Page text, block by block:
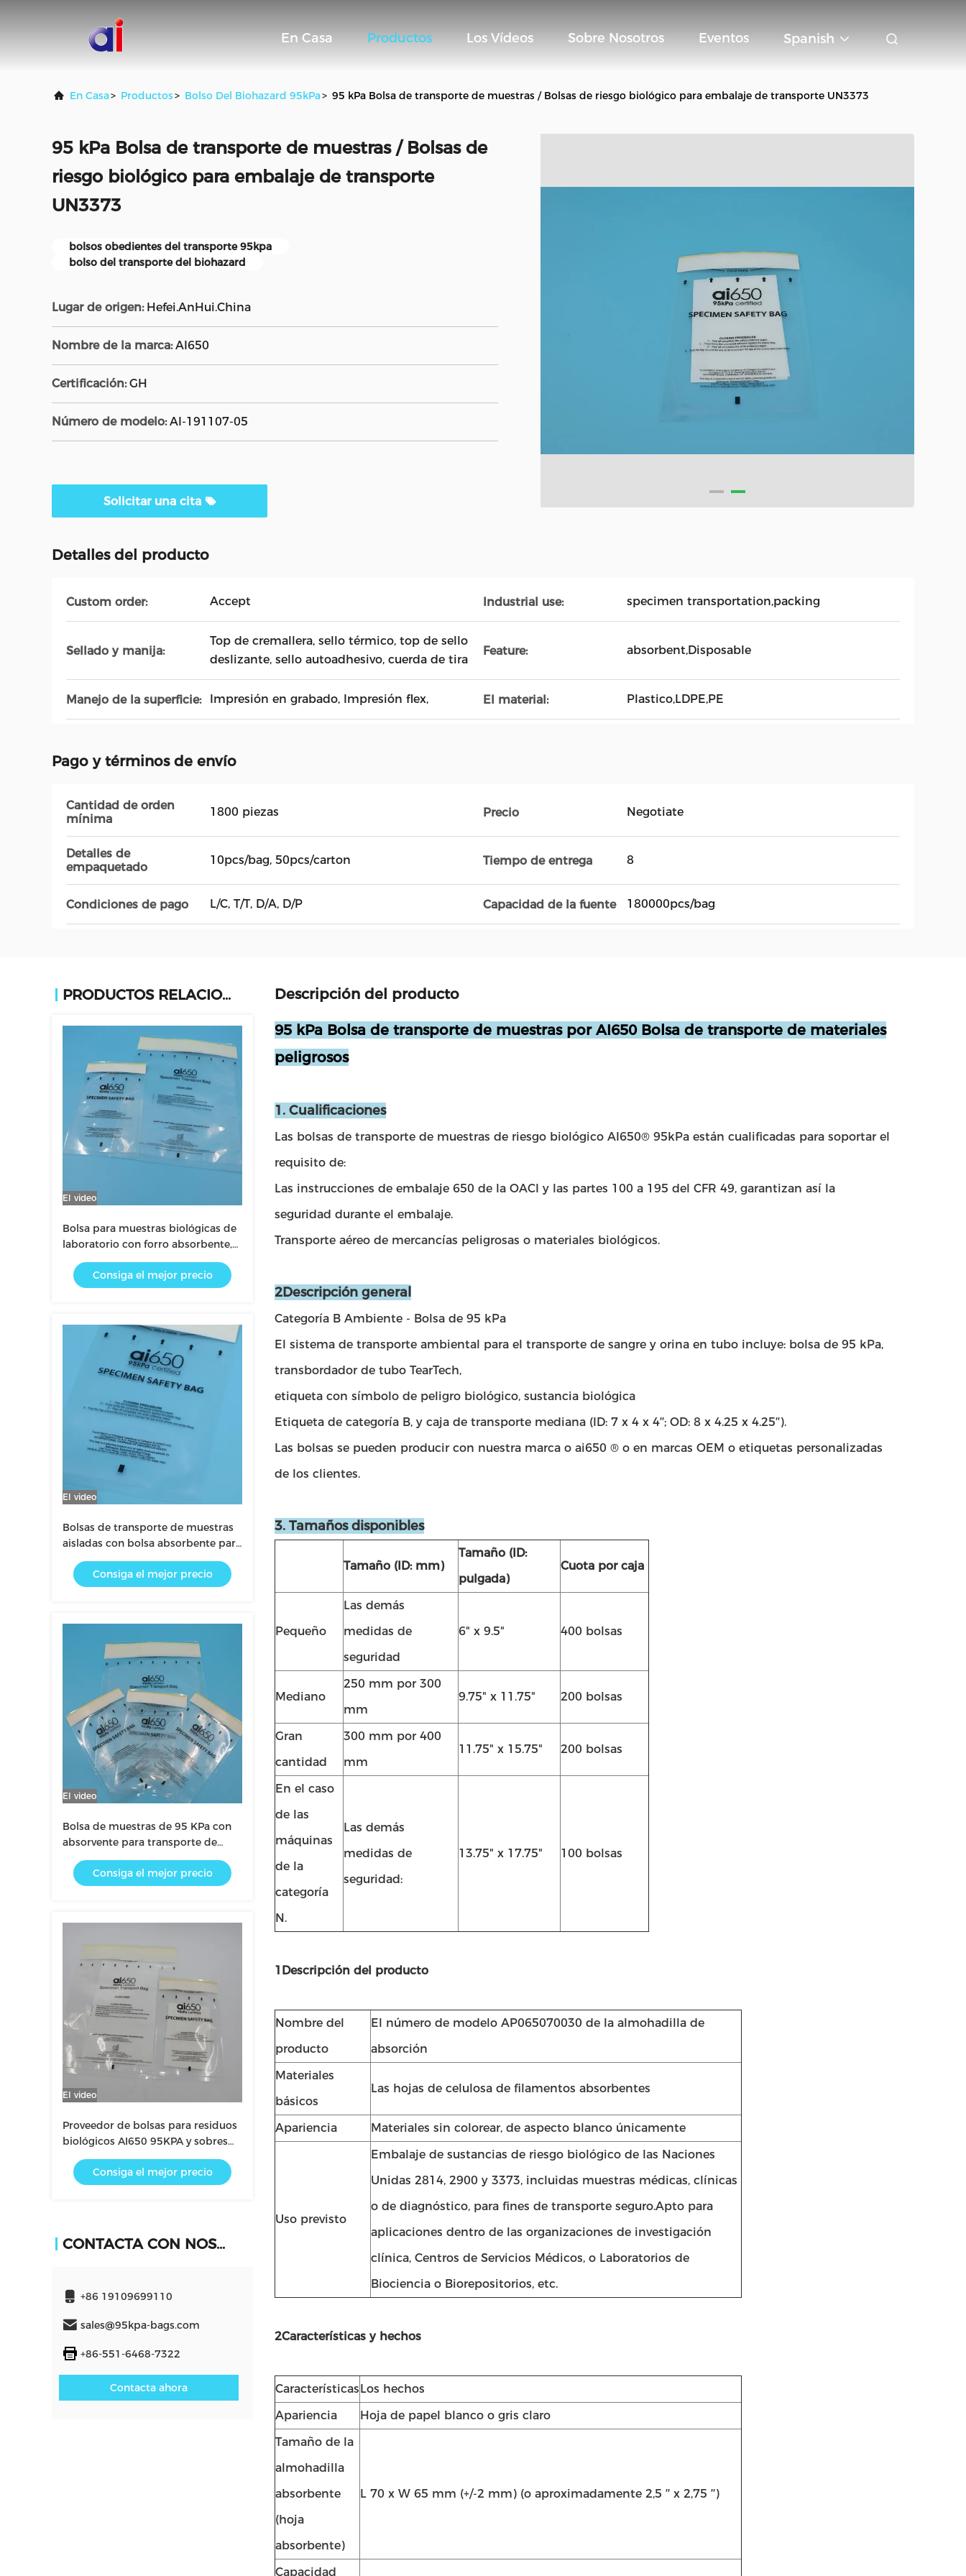
En Casa Productos Los Vídeos Sobre Nosotros Eventos Spanish
En Casa> Productos> Bolso Del Biohazard 95kPa> 95 kPa Bolsa de transporte de muestras / Bolsas de riesgo biológico para embalaje de transporte UN3373
95 kPa Bolsa de transporte de muestras / Bolsas de
riesgo biológico para embalaje de transporte
UN3373
bolsos obedientes del transporte 95kpa
bolso del transporte del biohazard
Lugar de origen: Hefei.AnHui.China
Nombre de la marca: AI650
Certificación: GH
Número de modelo: AI-191107-05
Solicitar una cita
Detalles del producto
Custom order: Accept Industrial use: specimen transportation,packing
Sellado y manija:
Top de cremallera, sello térmico, top de sello
deslizante, sello autoadhesivo, cuerda de tira
Feature: absorbent,Disposable
Manejo de la superficie: Impresión en grabado, Impresión flex, El material: Plastico,LDPE,PE
Pago y términos de envío
Cantidad de orden
mínima
1800 piezas Precio Negotiate
Detalles de
empaquetado
10pcs/bag, 50pcs/carton Tiempo de entrega 8
Condiciones de pago L/C, T/T, D/A, D/P Capacidad de la fuente 180000pcs/bag
PRODUCTOS RELACIONADOS
El video
Bolsa para muestras biológicas de
laboratorio con forro absorbente,
aislada, para muestras de sangre
Transporte Seguro de Muestras de
Laboratorio
Consiga el mejor precio
El video
Bolsas de transporte de muestras
aisladas con bolsa absorbente para
el almacenamiento de muestras de
sangre sensibles a la temperatura y
el transporte de laboratorio de
Consiga el mejor precio
El video
Bolsa de muestras de 95 KPa con
absorvente para transporte de
laboratorio
Consiga el mejor precio
El video
Proveedor de bolsas para residuos
biológicos AI650 95KPA y sobres
absorbentes
Consiga el mejor precio
CONTACTA CON NOSOTROS
+86 19109699110
sales@95kpa-bags.com
+86-551-6468-7322
Contacta ahora
Descripción del producto
95 kPa Bolsa de transporte de muestras por AI650 Bolsa de transporte de materiales
peligrosos
1. Cualificaciones
Las bolsas de transporte de muestras de riesgo biológico AI650® 95kPa están cualificadas para soportar el
requisito de:
Las instrucciones de embalaje 650 de la OACI y las partes 100 a 195 del CFR 49, garantizan así la
seguridad durante el embalaje.
Transporte aéreo de mercancías peligrosas o materiales biológicos.
2Descripción general
Categoría B Ambiente - Bolsa de 95 kPa
El sistema de transporte ambiental para el transporte de sangre y orina en tubo incluye: bolsa de 95 kPa,
transbordador de tubo TearTech,
etiqueta con símbolo de peligro biológico, sustancia biológica
Etiqueta de categoría B, y caja de transporte mediana (ID: 7 x 4 x 4′′; OD: 8 x 4.25 x 4.25′′).
Las bolsas se pueden producir con nuestra marca o ai650 ® o en marcas OEM o etiquetas personalizadas
de los clientes.
3. Tamaños disponibles
Tamaño (ID: mm)
Tamaño (ID:
pulgada)
Cuota por caja
Pequeño
Las demás
medidas de
seguridad
6" x 9.5" 400 bolsas
Mediano
250 mm por 300
mm
9.75" x 11.75" 200 bolsas
Gran
cantidad
300 mm por 400
mm
11.75" x 15.75" 200 bolsas
En el caso
de las
máquinas
de la
categoría
N.
Las demás
medidas de
seguridad:
13.75" x 17.75" 100 bolsas
1Descripción del producto
Nombre del
producto
El número de modelo AP065070030 de la almohadilla de
absorción
Materiales
básicos
Las hojas de celulosa de filamentos absorbentes
Apariencia Materiales sin colorear, de aspecto blanco únicamente
Uso previsto
Embalaje de sustancias de riesgo biológico de las Naciones
Unidas 2814, 2900 y 3373, incluidas muestras médicas, clínicas
o de diagnóstico, para fines de transporte seguro.Apto para
aplicaciones dentro de las organizaciones de investigación
clínica, Centros de Servicios Médicos, o Laboratorios de
Biociencia o Biorepositorios, etc.
2Características y hechos
CaracterísticasLos hechos
Apariencia
Hoja de papel blanco o gris claro
Tamaño de la
almohadilla
absorbente
(hoja
absorbente)
L 70 x W 65 mm (+/-2 mm) (o aproximadamente 2,5 ′′ x 2,75 ′′)
Capacidad